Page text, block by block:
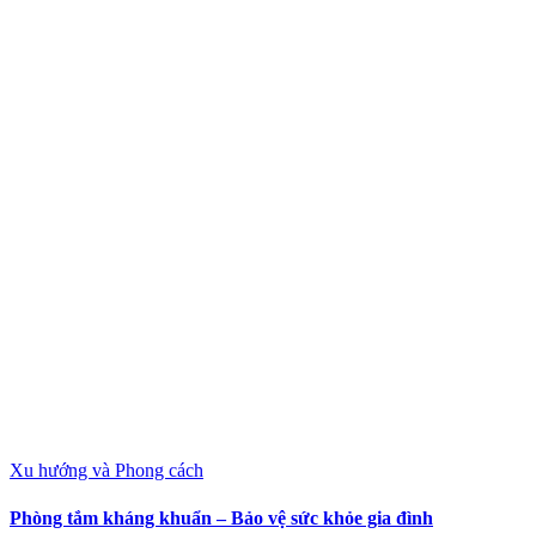
Xu hướng và Phong cách
Phòng tắm kháng khuẩn – Bảo vệ sức khỏe gia đình